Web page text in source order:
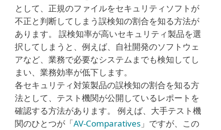
として、正規のファイルをセキュリティソフトが
不正と判断してしまう誤検知の割合を知る方法が
あります。 誤検知率が高いセキュリティ製品を選
択してしまうと、例えば、自社開発のソフトウェ
アなど、業務で必要なシステムまでも検知してし
まい、業務効率が低下します。
各セキュリティ対策製品の誤検知の割合を知る方
法として、テスト機関が公開しているレポートを
確認する方法があります。 例えば、大手テスト機
関のひとつが「AV-Comparatives 」ですが、この